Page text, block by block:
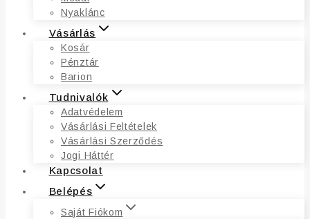
Nyaklánc
Vásárlás
Kosár
Pénztár
Barion
Tudnivalók
Adatvédelem
Vásárlási Feltételek
Vásárlási Szerződés
Jogi Háttér
Kapcsolat
Belépés
Saját Fiókom